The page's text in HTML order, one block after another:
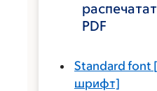
PDF
Standard font
шрифт]